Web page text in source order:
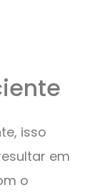
isso
em
o